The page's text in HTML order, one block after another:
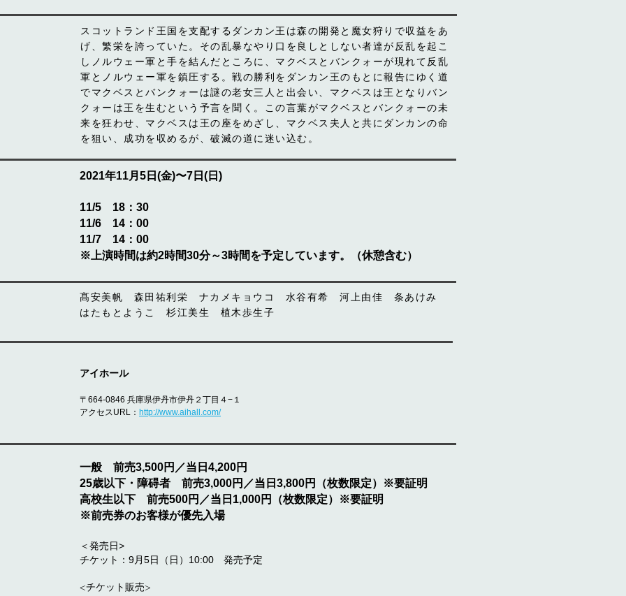
スコットランド王国を支配するダンカン王は森の開発と魔女狩りで収益をあ
げ、繁栄を誇っていた。その乱暴なやり口を良しとしない者達が反乱を起こ
しノルウェー軍と手を結んだところに、マクベスとバンクォーが現れて反乱
軍とノルウェー軍を鎮圧する。戦の勝利をダンカン王のもとに報告にゆく道
でマクベスとバンクォーは謎の老女三人と出会い、マクベスは王となりバン
クォーは王を生むという予言を聞く。この言葉がマクベスとバンクォーの未
来を狂わせ、マクベスは王の座をめざし、マクベス夫人と共にダンカンの命
を狙い、成功を収めるが、破滅の道に迷い込む。
2021年11月5日(金)〜7日(日)
11/5 18：30
11/6 14：00
11/7 14：00
※上演時間は約2時間30分～3時間を予定しています。（休憩含む）
髙安美帆 森田祐利栄 ナカメキョウコ 水谷有希 河上由佳 条あけみ
はたもとようこ 杉江美生 植木歩生子
アイホール
〒664-0846 兵庫県伊丹市伊丹２丁目４−１
アクセスURL： http://www.aihall.com/
一般 前売3,500円／当日4,200円
25歳以下・障碍者 前売3,000円／当日3,800円（枚数限定）※要証明
高校生以下 前売500円／当日1,000円（枚数限定）※要証明
※前売券のお客様が優先入場
＜発売日>
チケット：9月5日（日）10:00 発売予定
<チケット販売>